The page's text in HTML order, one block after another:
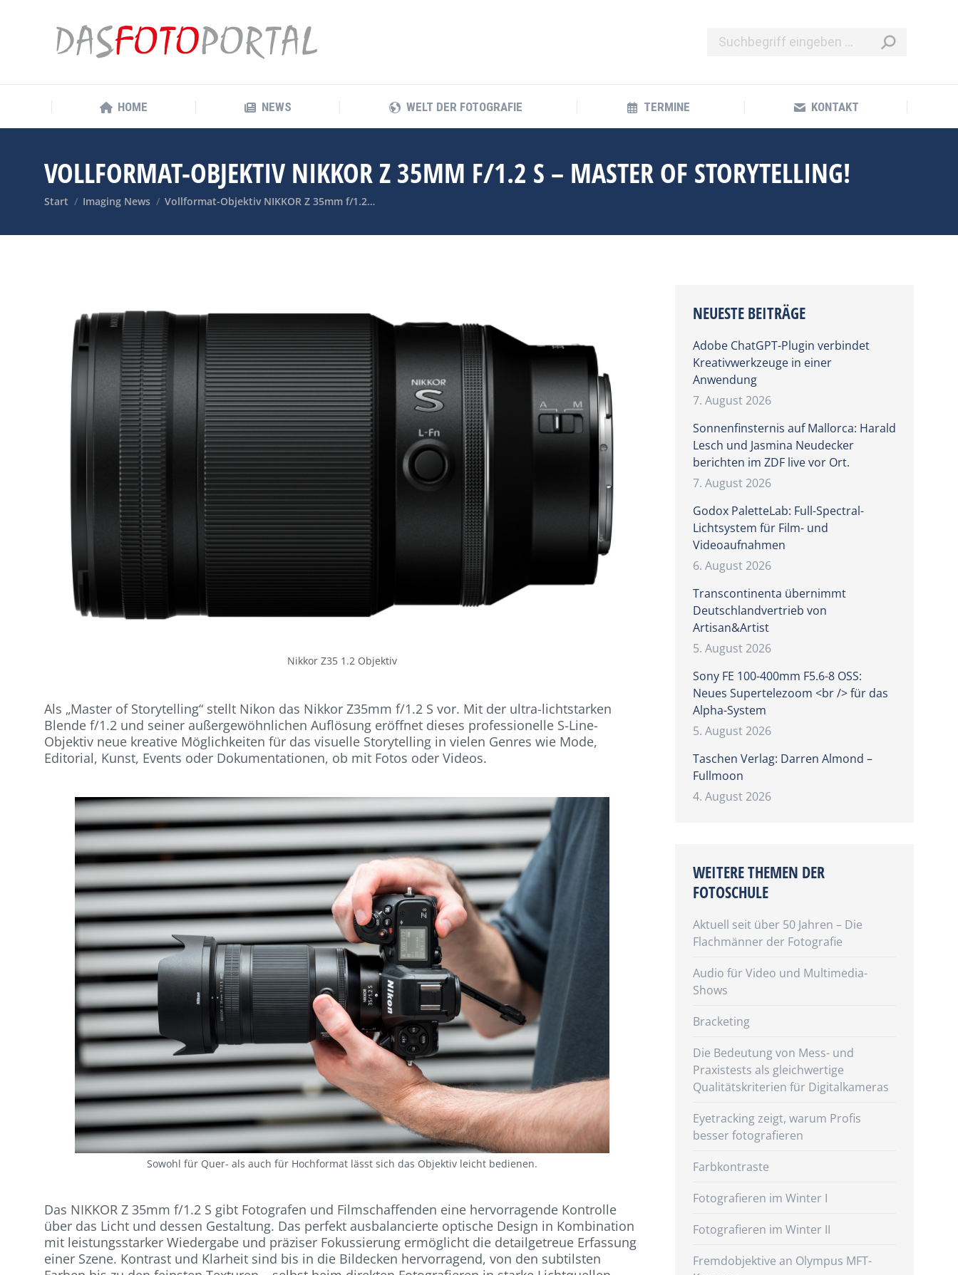
HOME NEWS WELT DER FOTOGRAFIE TERMINE KONTAKT
VOLLFORMAT-OBJEKTIV NIKKOR Z 35MM F/1.2 S – MASTER OF STORYTELLING!
Sie befinden sich hier:
Start Imaging News Vollformat-Objektiv NIKKOR Z 35mm f/1.2…
Nikkor Z35 1.2 Objektiv
Als „Master of Storytelling“ stellt Nikon das Nikkor Z35mm f/1.2 S vor. Mit der ultra-lichtstarken
Blende f/1.2 und seiner außergewöhnlichen Auflösung eröffnet dieses professionelle S-Line-
Objektiv neue kreative Möglichkeiten für das visuelle Storytelling in vielen Genres wie Mode,
Editorial, Kunst, Events oder Dokumentationen, ob mit Fotos oder Videos.
Sowohl für Quer- als auch für Hochformat lässt sich das Objektiv leicht bedienen.
Das NIKKOR Z 35mm f/1.2 S gibt Fotografen und Filmschaffenden eine hervorragende Kontrolle
über das Licht und dessen Gestaltung. Das perfekt ausbalancierte optische Design in Kombination
mit leistungsstarker Wiedergabe und präziser Fokussierung ermöglicht die detailgetreue Erfassung
einer Szene. Kontrast und Klarheit sind bis in die Bildecken hervorragend, von den subtilsten
NEUESTE BEITRÄGE
Adobe ChatGPT-Plugin verbindet
Kreativwerkzeuge in einer
Anwendung
7. August 2026
Sonnenfinsternis auf Mallorca: Harald
Lesch und Jasmina Neudecker
berichten im ZDF live vor Ort.
7. August 2026
Godox PaletteLab: Full-Spectral-
Lichtsystem für Film- und
Videoaufnahmen
6. August 2026
Transcontinenta übernimmt
Deutschlandvertrieb von
Artisan&Artist
5. August 2026
Sony FE 100-400mm F5.6-8 OSS:
Neues Supertelezoom <br /> für das
Alpha-System
5. August 2026
Taschen Verlag: Darren Almond –
Fullmoon
4. August 2026
WEITERE THEMEN DER
FOTOSCHULE
Aktuell seit über 50 Jahren – Die
Flachmänner der Fotografie
Audio für Video und Multimedia-
Shows
Bracketing
Die Bedeutung von Mess- und
Praxistests als gleichwertige
Qualitätskriterien für Digitalkameras
Eyetracking zeigt, warum Profis
besser fotografieren
Farbkontraste
Fotografieren im Winter I
Fotografieren im Winter II
Fremdobjektive an Olympus MFT-
HOME NEWS